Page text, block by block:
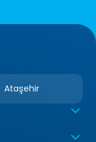
Ataşehir